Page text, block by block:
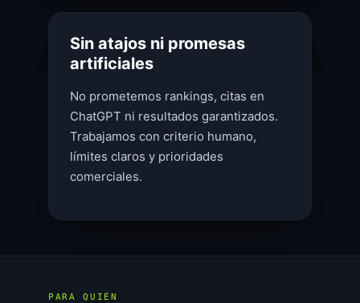
Sin atajos ni promesas
artificiales
No prometemos rankings, citas en
ChatGPT ni resultados garantizados.
Trabajamos con criterio humano,
límites claros y prioridades
comerciales.
PARA QUIÉN